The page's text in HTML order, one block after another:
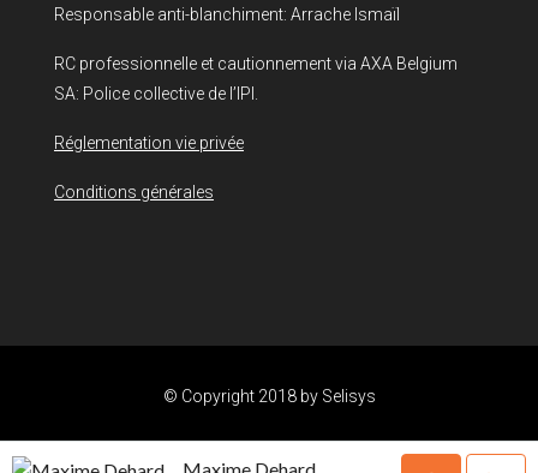
Responsable anti-blanchiment: Arrache Ismaïl
RC professionnelle et cautionnement via AXA Belgium
SA: Police collective de l’IPI.
Réglementation vie privée
Conditions générales
© Copyright 2018 by Selisys